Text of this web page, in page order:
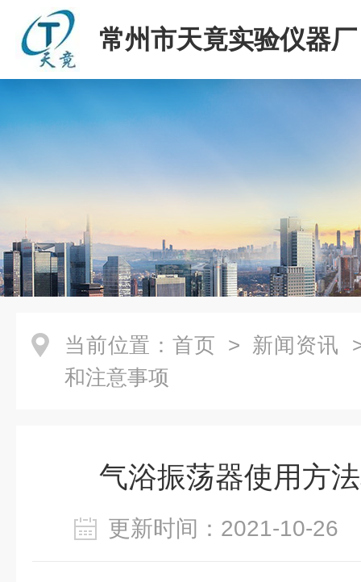
常州市天竟实验仪器厂
当前位置： 首页 > 新闻资讯
和注意事项
气浴振荡器使用方
更新时间：2021-10-